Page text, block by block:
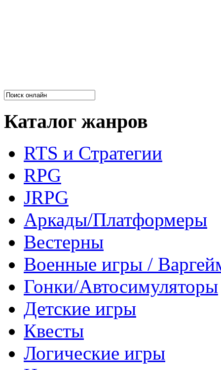
Каталог жанров
RTS и Стратегии
RPG
JRPG
Аркады/Платформеры
Вестерны
Военные игры /
Гонки/Автосимуляторы
Детские игры
Квесты
Логические игры